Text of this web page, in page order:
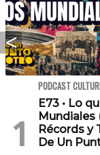
PODCAST
E73 • Lo
Mundiales
Récords y
De Un